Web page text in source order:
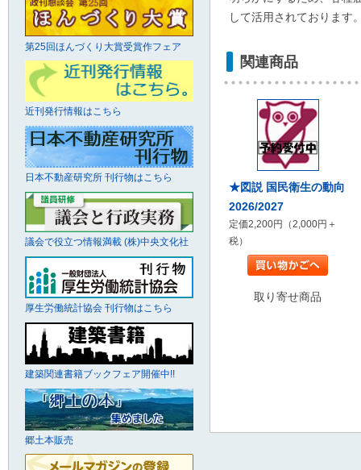
して活用されております
関連商品
★図説 国民衛生の動向
2026/2027
定価2,200円（2,000円＋
税）
取り寄せ商品
第25回ほんづくり大賞受賞作フェア
近刊発行情報はこちら
日本不動産研究所 刊行物はこちら
議会で役立つ情報満載 (株)中央文化社
厚生労働統計協会 刊行物はこちら
建築関連書籍ブックフェア開催中!!
郷土本販売